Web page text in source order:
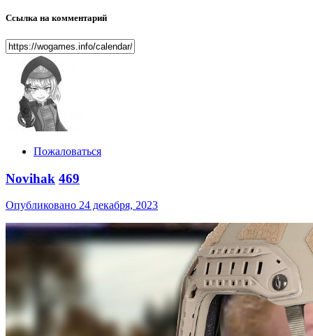
Ссылка на комментарий
Пожаловаться
Novihak 469
Опубликовано 24 декабря, 2023